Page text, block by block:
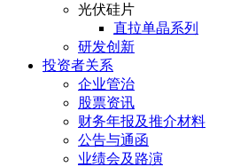
光伏硅片
直拉单晶系列
研发创新
投资者关系
企业管治
股票资讯
财务年报及推介材料
公告与通函
业绩会及路演